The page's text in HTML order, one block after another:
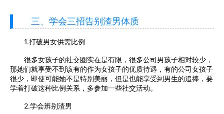
三、学会三招告别渣男体质
1.打破男女供需比例
很多女孩子的社交圈实在是有限，很多公司男孩子相对较少，
那她们就享受不到该有的作为女孩子的优质待遇，有的公司女孩子
很少，即使可能她不是特别美丽，但是也能享受到男生的追捧，要
学着打破这种比例关系，多参加一些社交活动。
2.学会辨别渣男